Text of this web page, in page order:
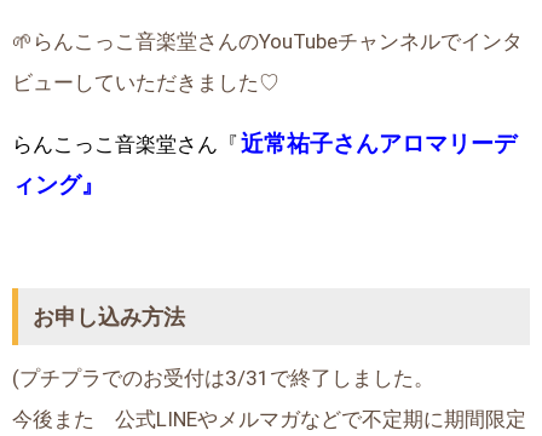
🌱らんこっこ音楽堂さんのYouTubeチャンネルでインタ
ビューしていただきました♡
らんこっこ音楽堂さん『近常祐子さんアロマリーデ
ィング』
お申し込み方法
(プチプラでのお受付は3/31で終了しました。
今後また 公式LINEやメルマガなどで不定期に期間限定